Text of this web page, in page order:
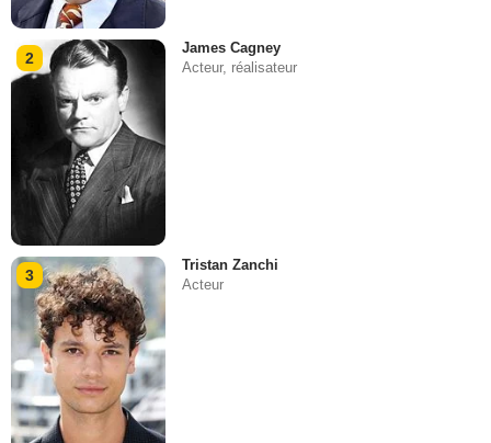
2
James Cagney
Acteur, réalisateur
3
Tristan Zanchi
Acteur